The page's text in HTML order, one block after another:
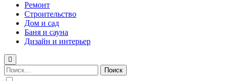
Ремонт
Строительство
Дом и сад
Баня и сауна
Дизайн и интерьер
Найти: